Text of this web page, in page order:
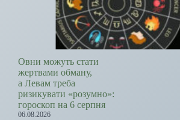
Овни можуть стати
жертвами обману,
а Левам треба
ризикувати «розумно»:
гороскоп на 6 серпня
06.08.2026